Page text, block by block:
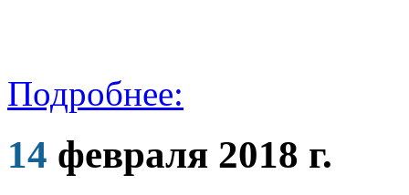
Подробнее:
14 февраля 2018 г.